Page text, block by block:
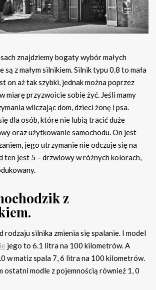
znajdziemy bogaty wybór małych
są z małym silnikiem. Silnik typu 0.8 to mała
on aż tak szybki, jednak można poprzez
miarę przyzwoicie sobie żyć. Jeśli mamy
wliczając dom, dzieci żonę i psa.
dla osób, które nie lubią tracić duże
oraz użytkowanie samochodu. On jest
jego utrzymanie nie odczuje się na
ten jest 5 – drzwiowy w różnych kolorach,
z
rodzaju silnika zmienia się spalanie. I model
jego to 6.1 litra na 100 kilometrów. A
w matiz spala 7, 6 litra na 100 kilometrów.
ostatni modle z pojemnością również 1, 0